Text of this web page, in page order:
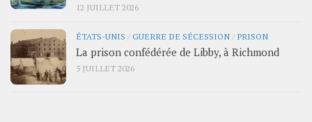
12 JUILLET 2026
ÉTATS-UNIS /GUERRE DE SÉCESSION / PRISON
La prison confédérée de Libby, à Richmond
5 JUILLET 2026